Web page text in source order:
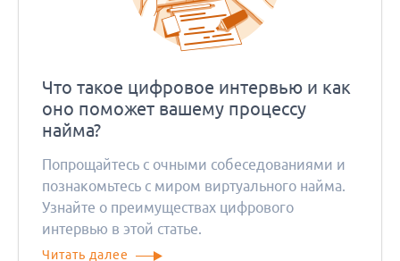
Что такое цифровое интервью и как
оно поможет вашему процессу
найма?
Попрощайтесь с очными собеседованиями и
познакомьтесь с миром виртуального найма.
Узнайте о преимуществах цифрового
интервью в этой статье.
Читать далее